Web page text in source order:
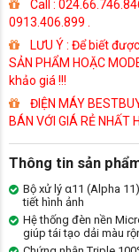
Call :
0913.406.899 .
LƯU Ý : Để biết
SẢN PHẨM HOẶC
khảo giá !!!
ĐIỆN MÁY
BÁN VỚI GIÁ RẺ NHẤT
Thông tin sản
Bộ xử lý α11 (Alpha
tiết hình ảnh
Hệ thống đèn nền
giúp tái tạo dải màu